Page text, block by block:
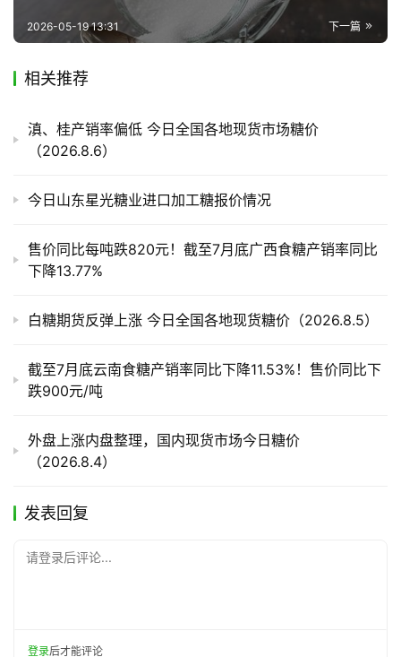
区
道
产
链
销
运
下一篇
2026-05-19 13:31
相关推荐
滇、桂产销率偏低 今日全国各地现货市场糖价
（2026.8.6）
今日山东星光糖业进口加工糖报价情况
售价同比每吨跌820元！截至7月底广西食糖产销率同比
下降13.77%
白糖期货反弹上涨 今日全国各地现货糖价（2026.8.5）
截至7月底云南食糖产销率同比下降11.53%！售价同比下
跌900元/吨
外盘上涨内盘整理，国内现货市场今日糖价
（2026.8.4）
发表回复
请登录后评论...
登录后才能评论